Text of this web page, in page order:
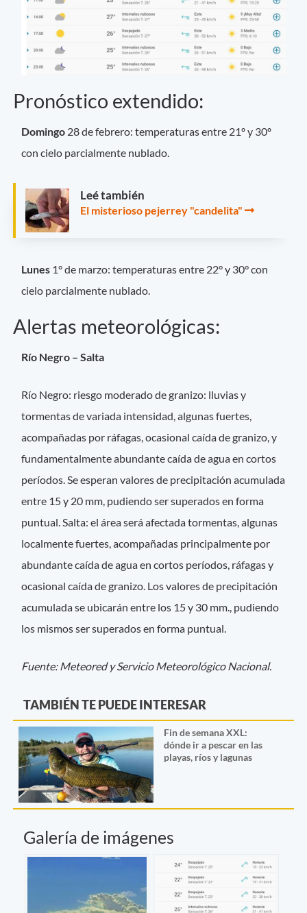
Pronóstico extendido:
Domingo 28 de febrero: temperaturas entre 21º y 30º
con cielo parcialmente nublado.
Leé también
El misterioso pejerrey "candelita"
Lunes 1° de marzo: temperaturas entre 22° y 30° con
cielo parcialmente nublado.
Alertas meteorológicas:
Río Negro – Salta
Río Negro: riesgo moderado de granizo: lluvias y
tormentas de variada intensidad, algunas fuertes,
acompañadas por ráfagas, ocasional caída de granizo, y
fundamentalmente abundante caída de agua en cortos
períodos. Se esperan valores de precipitación acumulada
entre 15 y 20 mm, pudiendo ser superados en forma
puntual. Salta: el área será afectada tormentas, algunas
localmente fuertes, acompañadas principalmente por
abundante caída de agua en cortos períodos, ráfagas y
ocasional caída de granizo. Los valores de precipitación
acumulada se ubicarán entre los 15 y 30 mm., pudiendo
los mismos ser superados en forma puntual.
Fuente: Meteored y Servicio Meteorológico Nacional.
TAMBIÉN TE PUEDE INTERESAR
Fin de semana XXL:
dónde ir a pescar en las
playas, ríos y lagunas
Galería de imágenes